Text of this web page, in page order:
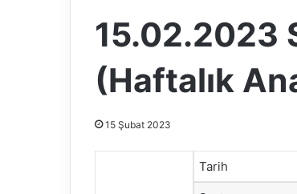
15.02.2023
(Haftalık
15 Şubat 2023
Tarih